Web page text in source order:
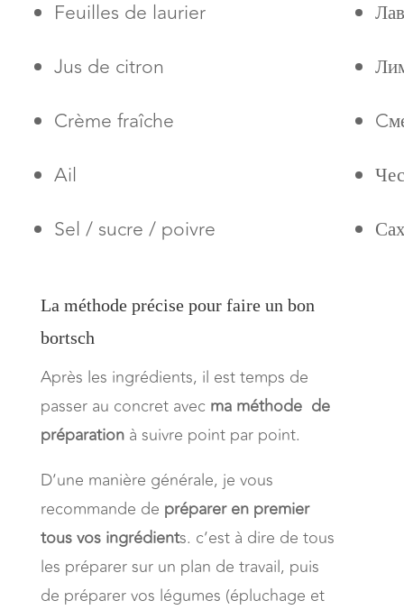
Feuilles de laurier
Jus de citron
Crème fraîche
Ail
Sel / sucre / poivre
La méthode précise pour faire un bon
bortsch
Après les ingrédients, il est temps de
passer au concret avec ma méthode de
préparationà suivre point par point.
D’une manière générale, je vous
recommande de préparer en premier
tous vos ingrédients. c’est à dire de tous
les préparer sur un plan de travail, puis
de préparer vos légumes (épluchage et